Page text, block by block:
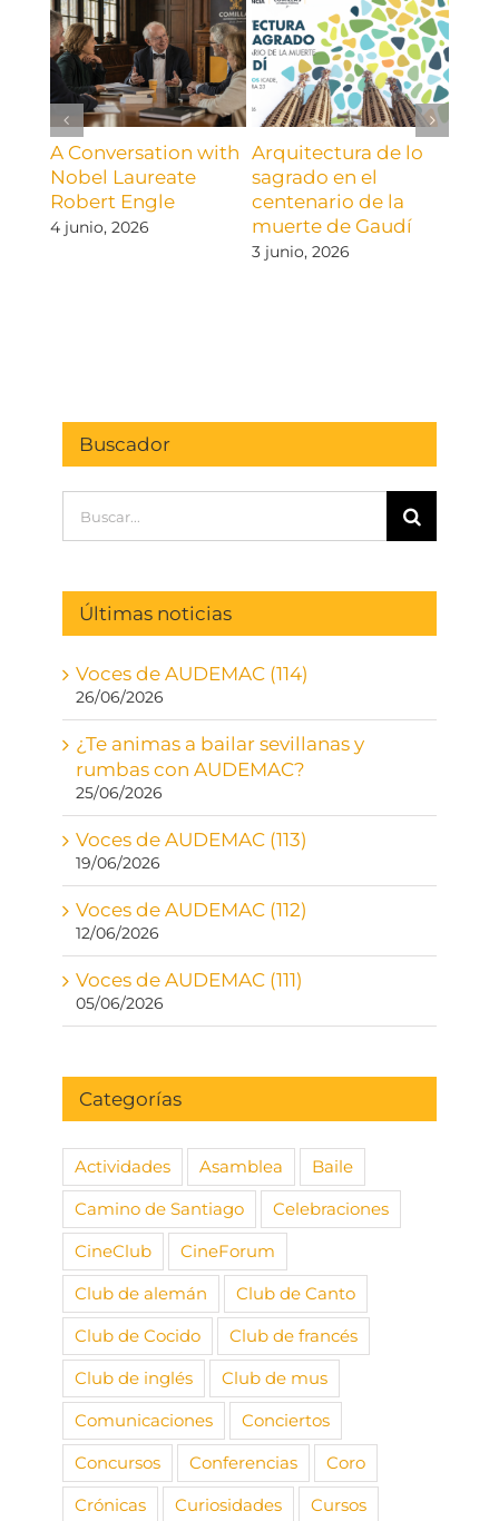
A Conversation with
Nobel Laureate
Robert Engle
4 junio, 2026
Arquitectura de lo
sagrado en el
centenario de la
muerte de Gaudí
3 junio, 2026
Buscador
Últimas noticias
Voces de AUDEMAC (114)
26/06/2026
¿Te animas a bailar sevillanas y
rumbas con AUDEMAC?
25/06/2026
Voces de AUDEMAC (113)
19/06/2026
Voces de AUDEMAC (112)
12/06/2026
Voces de AUDEMAC (111)
05/06/2026
Categorías
Actividades Asamblea
Baile
Camino de Santiago
Celebraciones
CineClub
CineForum
Club de alemán
Club de Canto
Club de Cocido
Club de francés
Club de inglés
Club de mus
Comunicaciones
Conciertos
Concursos
Conferencias
Coro
Crónicas
Curiosidades
Cursos